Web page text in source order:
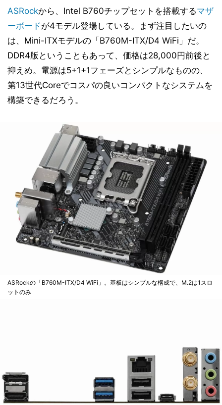
ASRockから、Intel B760チップセットを搭載するマザ
ーボードが4モデル登場している。まず注目したいの
は、Mini-ITXモデルの「B760M-ITX/D4 WiFi」だ。
DDR4版ということもあって、価格は28,000円前後と
抑えめ。電源は5+1+1フェーズとシンプルなものの、
第13世代Coreでコスパの良いコンパクトなシステムを
構築できるだろう。
ASRockの「B760M-ITX/D4 WiFi」。基板はシンプルな構成で、M.2は1スロ
ットのみ